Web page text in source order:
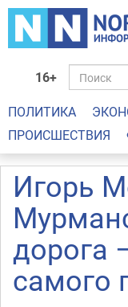
16+
ПОЛИТИКА
ПРОИСШЕСТВИЯ
Игорь
дорога
самого